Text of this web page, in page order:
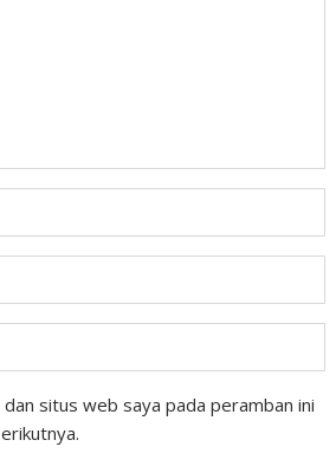
dan situs web saya pada peramban ini